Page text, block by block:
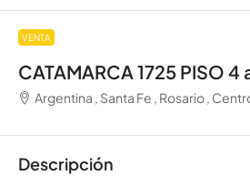
VENTA
CATAMARCA 1725 PISO 4
Argentina , Santa Fe , Rosario ,
Descripción